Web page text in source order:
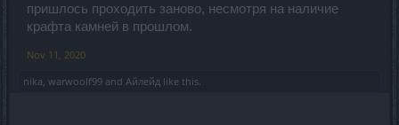
пришлось проходить заново, несмотря на наличие
крафта камней в прошлом.
Nov 11, 2020
nika, warwoolf99 and Айлейд like this.